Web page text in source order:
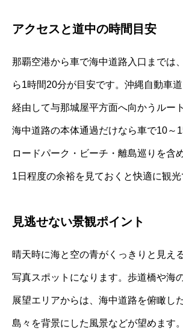
アクセスと道中の時間目安
那覇空港から車で海中道路入口までは
ら1時間20分が目安です。沖縄自動車
経由して与那城屋平方面へ向かうルー
海中道路の本体通過だけなら車で10～
ロードパーク・ビーチ・離島巡りを含
1日程度の余裕を見ておくと快適に観光
見逃せない景観ポイント
晴天時に海と空の青がくっきりと見え
写真スポットになります。歩道橋や海
展望エリアからは、海中道路を俯瞰し
島々を背景にした風景などが望めます